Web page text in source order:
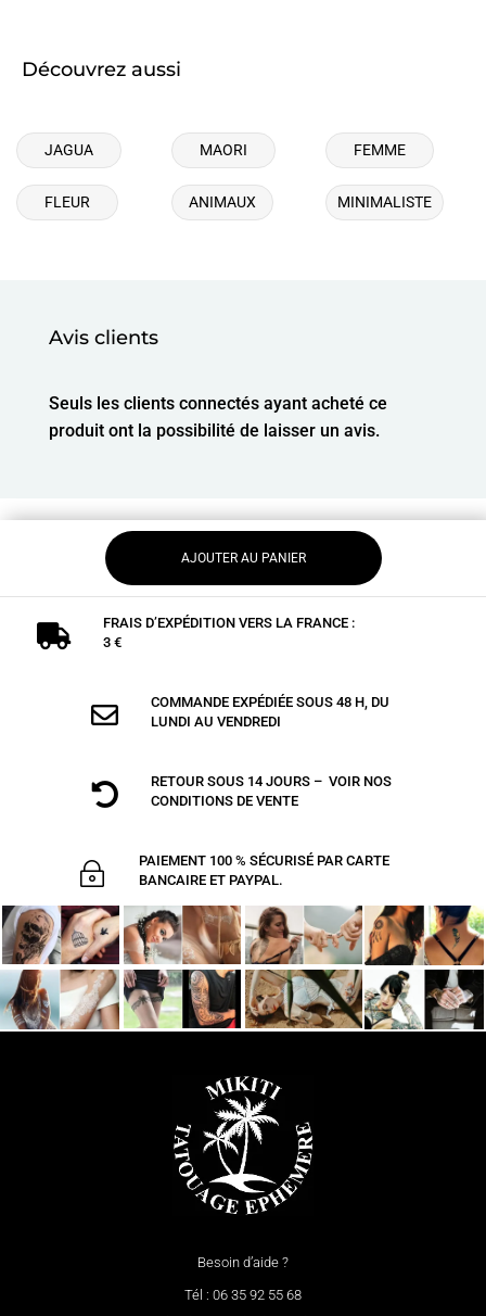
Découvrez aussi
JAGUA MAORI FEMME
FLEUR ANIMAUX MINIMALISTE
Avis clients
Seuls les clients connectés ayant acheté ce
produit ont la possibilité de laisser un avis.
AJOUTER AU PANIER

FRAIS D’EXPÉDITION VERS LA FRANCE :
3 €

COMMANDE EXPÉDIÉE SOUS 48 H, DU
LUNDI AU VENDREDI

RETOUR SOUS 14 JOURS – VOIR NOS
CONDITIONS DE VENTE
~
PAIEMENT 100 % SÉCURISÉ PAR CARTE
BANCAIRE ET PAYPAL.
Besoin d’aide ?
Tél : 06 35 92 55 68